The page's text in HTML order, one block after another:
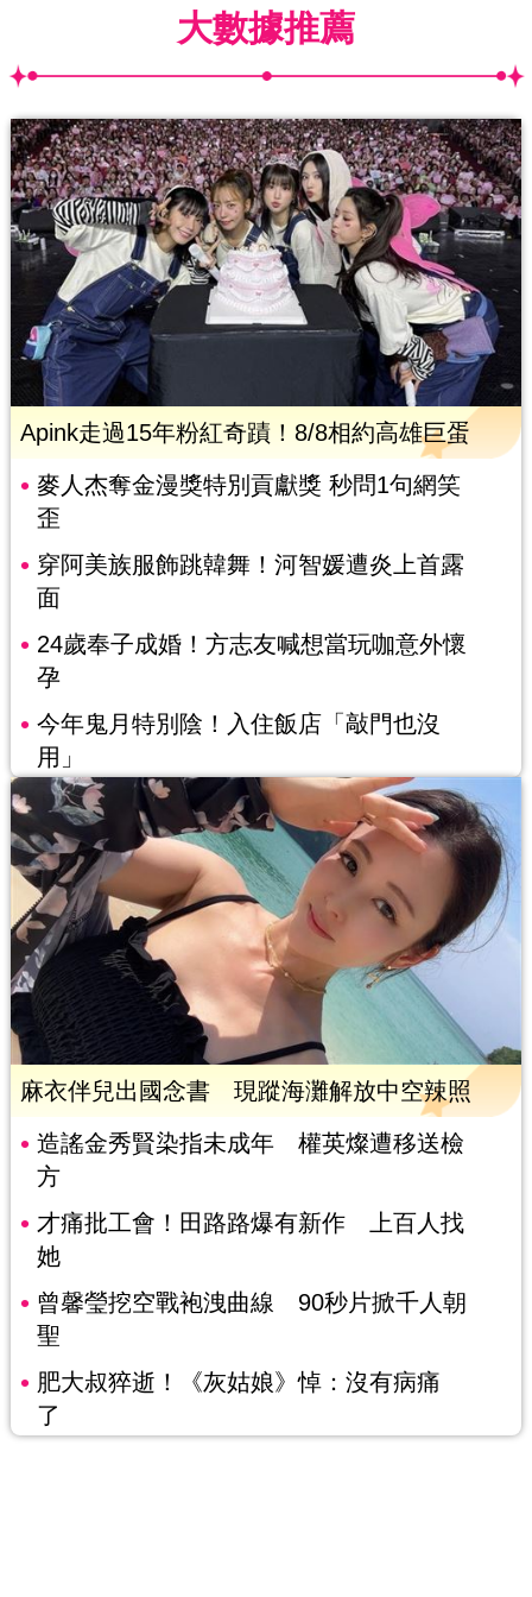
大數據推薦
Apink走過15年粉紅奇蹟！8/8相約高雄巨蛋
麥人杰奪金漫獎特別貢獻獎 秒問1句網笑
歪
穿阿美族服飾跳韓舞！河智媛遭炎上首露
面
24歲奉子成婚！方志友喊想當玩咖意外懷
孕
今年鬼月特別陰！入住飯店「敲門也沒
用」
麻衣伴兒出國念書 現蹤海灘解放中空辣照
造謠金秀賢染指未成年 權英燦遭移送檢
方
才痛批工會！田路路爆有新作 上百人找
她
曾馨瑩挖空戰袍洩曲線 90秒片掀千人朝
聖
肥大叔猝逝！《灰姑娘》悼：沒有病痛
了